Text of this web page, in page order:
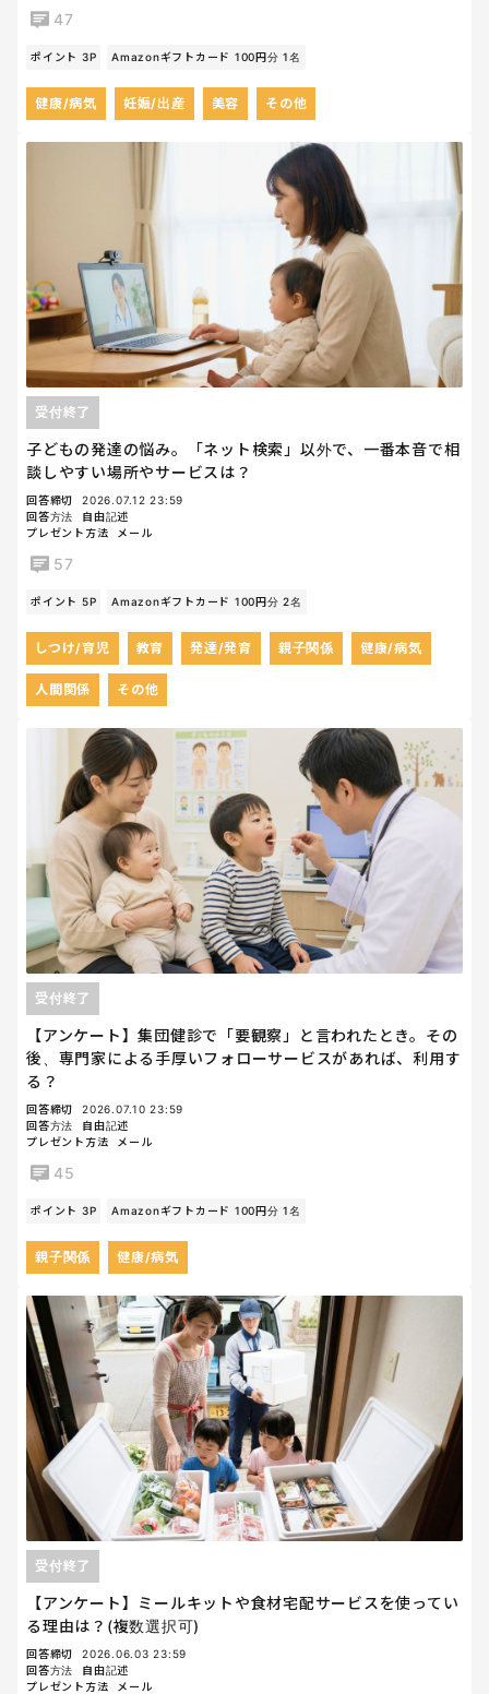
47
ポイント 3P Amazonギフトカード 100円分 1名
健康/病気 妊娠/出産 美容 その他
子どもの発達の悩み。「ネット検索」以外で、一番本音で相
談しやすい場所やサービスは？
受付終了
回答締切
2026.07.12 23:59
回答方法
自由記述
プレゼント方法
メール
57
ポイント 5P Amazonギフトカード 100円分 2名
しつけ/育児 教育 発達/発育 親子関係 健康/病気
人間関係 その他
【アンケート】集団健診で「要観察」と言われたとき。その
後、専門家による手厚いフォローサービスがあれば、利用す
る？
受付終了
回答締切
2026.07.10 23:59
回答方法
自由記述
プレゼント方法
メール
45
ポイント 3P Amazonギフトカード 100円分 1名
親子関係 健康/病気
【アンケート】ミールキットや食材宅配サービスを使ってい
る理由は？(複数選択可)
受付終了
回答締切
2026.06.03 23:59
回答方法
自由記述
プレゼント方法
メール